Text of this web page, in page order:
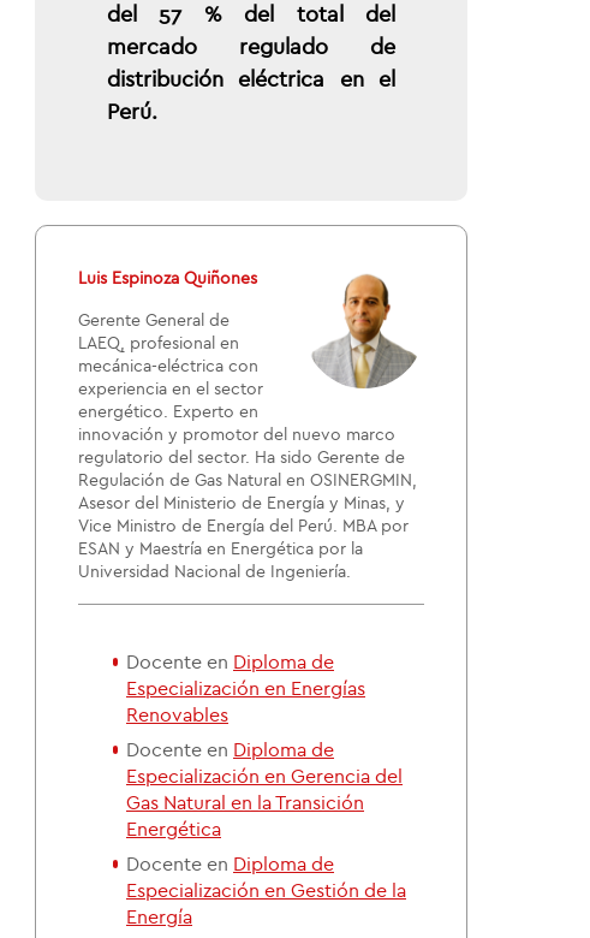
del 57 % del total del
mercado regulado de
distribución eléctrica en el
Perú.
Luis Espinoza Quiñones
Gerente General de
LAEQ, profesional en
mecánica-eléctrica con
experiencia en el sector
energético. Experto en
innovación y promotor del nuevo marco
regulatorio del sector. Ha sido Gerente de
Regulación de Gas Natural en OSINERGMIN,
Asesor del Ministerio de Energía y Minas, y
Vice Ministro de Energía del Perú. MBA por
ESAN y Maestría en Energética por la
Universidad Nacional de Ingeniería.
Docente en Diploma de
Especialización en Energías
Renovables
Docente en Diploma de
Especialización en Gerencia del
Gas Natural en la Transición
Energética
Docente en Diploma de
Especialización en Gestión de la
Energía